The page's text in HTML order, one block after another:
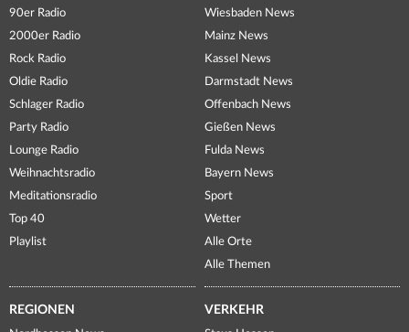
90er Radio
2000er Radio
Rock Radio
Oldie Radio
Schlager Radio
Party Radio
Lounge Radio
Weihnachtsradio
Meditationsradio
Top 40
Playlist
Wiesbaden News
Mainz News
Kassel News
Darmstadt News
Offenbach News
Gießen News
Fulda News
Bayern News
Sport
Wetter
Alle Orte
Alle Themen
REGIONEN VERKEHR